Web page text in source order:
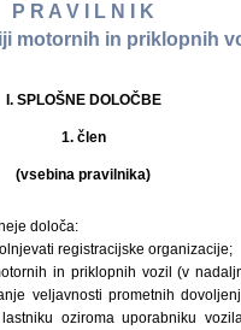
P R A V I L N I K
motornih in priklopnih
I. SPLOŠNE DOLOČBE
1. člen
(vsebina pravilnika)
določa:
registracijske organizacije;
in priklopnih vozil (v
veljavnosti prometnih
oziroma uporabniku